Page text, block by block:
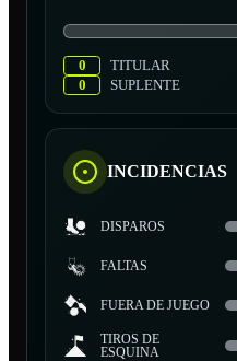
0
TITULAR
0
SUPLENTE
INCIDENCIAS
DISPAROS
FALTAS
FUERA DE JUEGO
TIROS DE
ESQUINA